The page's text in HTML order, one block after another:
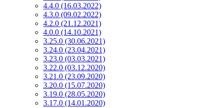
4.4.0 (16.03.2022)
4.3.0 (09.02.2022)
4.2.0 (21.12.2021)
4.0.0 (14.10.2021)
3.25.0 (30.06.2021)
3.24.0 (23.04.2021)
3.23.0 (03.03.2021)
3.22.0 (03.12.2020)
3.21.0 (23.09.2020)
3.20.0 (15.07.2020)
3.19.0 (28.05.2020)
3.17.0 (14.01.2020)